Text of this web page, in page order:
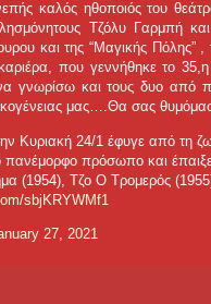
καλός ηθοποιός του
Τζόλυ Γαρμπή
και της “Μαγικής Πόλης” ,
που γεννήθηκε το
γνωρίσω και τους δυο από
μας….Θα σας
Κυριακή 24/1 έφυγε από τη
πρόσωπο και έπαιξε
(1954), Τζο Ο Τρομερός
sbjKRYWMf1
27, 2021